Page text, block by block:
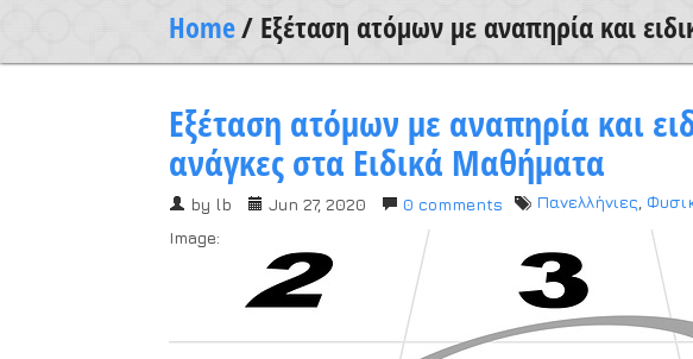
Home/ Εξέταση ατόμων με αναπηρία και
Εξέταση ατόμων με αναπηρία και
ανάγκες στα Ειδικά Μαθήματα
by lb Jun 27, 2020 0 comments Πανελλήνιες
Image: